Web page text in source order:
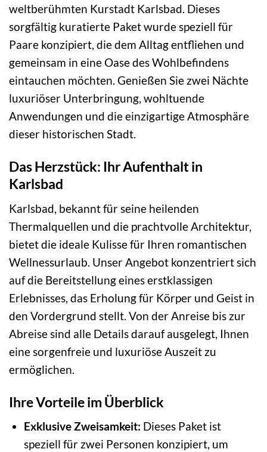
weltberühmten Kurstadt Karlsbad. Dieses
sorgfältig kuratierte Paket wurde speziell für
Paare konzipiert, die dem Alltag entfliehen und
gemeinsam in eine Oase des Wohlbefindens
eintauchen möchten. Genießen Sie zwei Nächte
luxuriöser Unterbringung, wohltuende
Anwendungen und die einzigartige Atmosphäre
dieser historischen Stadt.
Das Herzstück: Ihr Aufenthalt in
Karlsbad
Karlsbad, bekannt für seine heilenden
Thermalquellen und die prachtvolle Architektur,
bietet die ideale Kulisse für Ihren romantischen
Wellnessurlaub. Unser Angebot konzentriert sich
auf die Bereitstellung eines erstklassigen
Erlebnisses, das Erholung für Körper und Geist in
den Vordergrund stellt. Von der Anreise bis zur
Abreise sind alle Details darauf ausgelegt, Ihnen
eine sorgenfreie und luxuriöse Auszeit zu
ermöglichen.
Ihre Vorteile im Überblick
Exklusive Zweisamkeit: Dieses Paket ist
speziell für zwei Personen konzipiert, um